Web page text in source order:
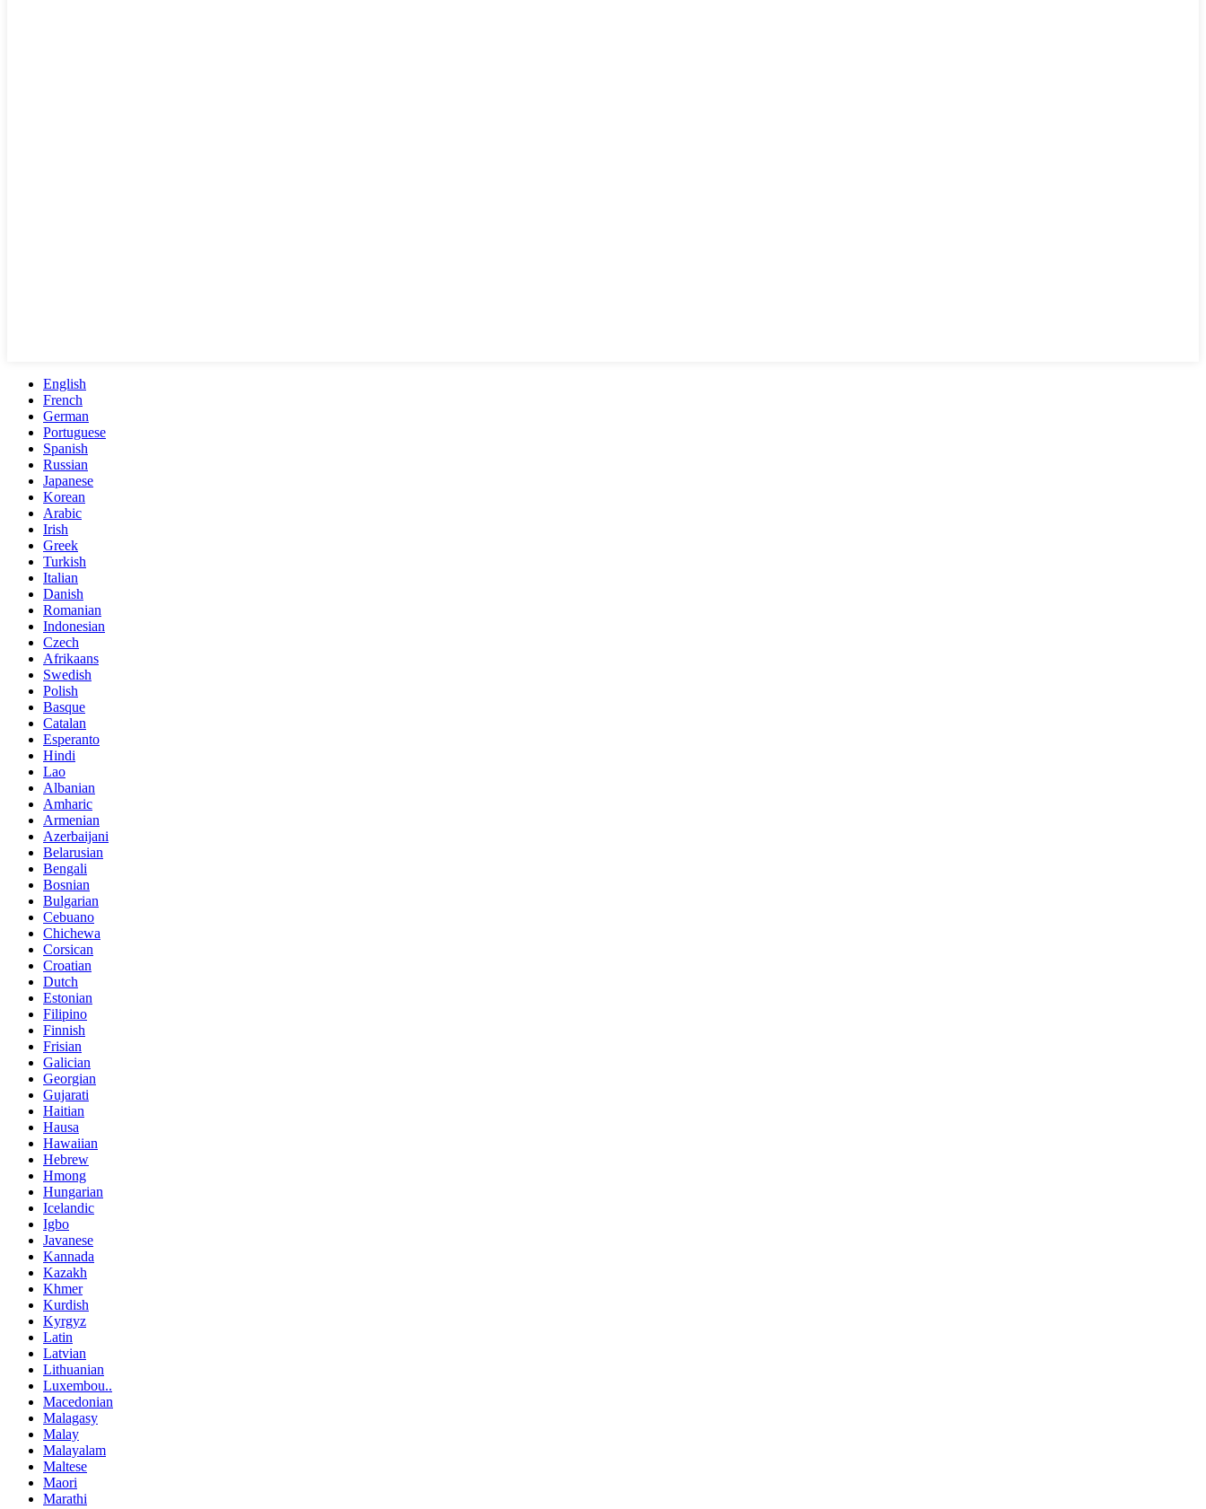
English
French
German
Portuguese
Spanish
Russian
Japanese
Korean
Arabic
Irish
Greek
Turkish
Italian
Danish
Romanian
Indonesian
Czech
Afrikaans
Swedish
Polish
Basque
Catalan
Esperanto
Hindi
Lao
Albanian
Amharic
Armenian
Azerbaijani
Belarusian
Bengali
Bosnian
Bulgarian
Cebuano
Chichewa
Corsican
Croatian
Dutch
Estonian
Filipino
Finnish
Frisian
Galician
Georgian
Gujarati
Haitian
Hausa
Hawaiian
Hebrew
Hmong
Hungarian
Icelandic
Igbo
Javanese
Kannada
Kazakh
Khmer
Kurdish
Kyrgyz
Latin
Latvian
Lithuanian
Luxembou..
Macedonian
Malagasy
Malay
Malayalam
Maltese
Maori
Marathi